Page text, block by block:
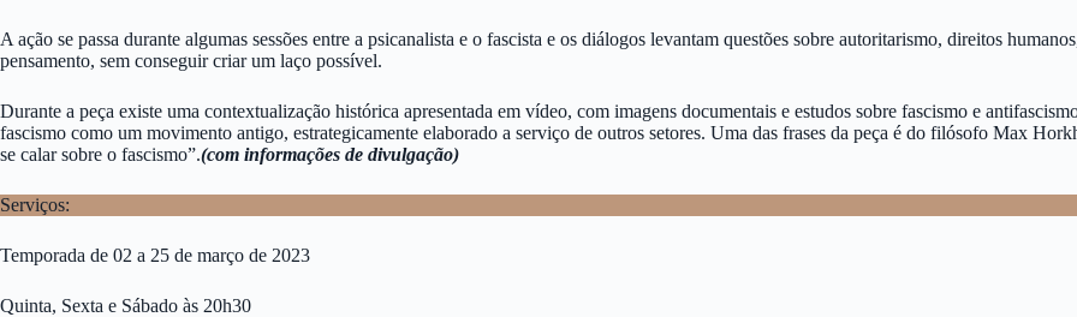
A ação se passa durante algumas sessões entre a psicanalista e o fascista e os diálogos levantam questões sobre autoritarismo, direitos
pensamento, sem conseguir criar um laço possível.
Durante a peça existe uma contextualização histórica apresentada em vídeo, com imagens documentais e estudos sobre fascismo e
fascismo como um movimento antigo, estrategicamente elaborado a serviço de outros setores. Uma das frases da peça é do filósofo Max
se calar sobre o fascismo”.(com informações de divulgação)
Serviços:
Temporada de 02 a 25 de março de 2023
Quinta, Sexta e Sábado às 20h30